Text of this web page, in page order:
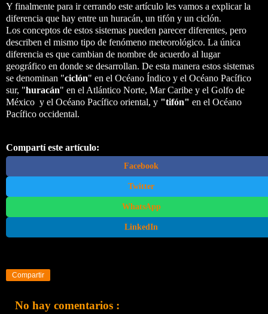
Y finalmente para ir cerrando este artículo les vamos a explicar la
diferencia que hay entre un huracán, un tifón y un ciclón.
Los conceptos de estos sistemas pueden parecer diferentes, pero
describen el mismo tipo de fenómeno meteorológico. La única
diferencia es que cambian de nombre de acuerdo al lugar
geográfico en donde se desarrollan. De esta manera estos sistemas
se denominan "ciclón" en el Océano Índico y el Océano Pacífico
sur, "huracán" en el Atlántico Norte, Mar Caribe y el Golfo de
México y el Océano Pacífico oriental, y "tifón" en el Océano
Pacífico occidental.
Compartí este artículo:
Facebook
Twitter
WhatsApp
LinkedIn
Compartir
No hay comentarios :